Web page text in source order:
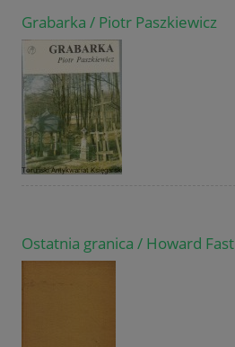
Grabarka / Piotr Paszkiewicz
Ostatnia granica / Howard Fast